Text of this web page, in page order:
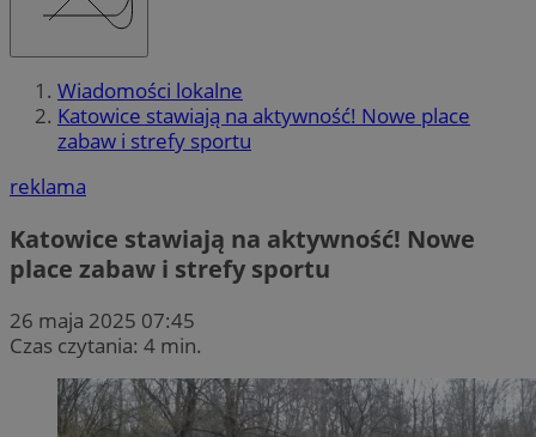
Wiadomości lokalne
Katowice stawiają na aktywność! Nowe place
zabaw i strefy sportu
reklama
Katowice stawiają na aktywność! Nowe
place zabaw i strefy sportu
26 maja 2025 07:45
Czas czytania: 4 min.